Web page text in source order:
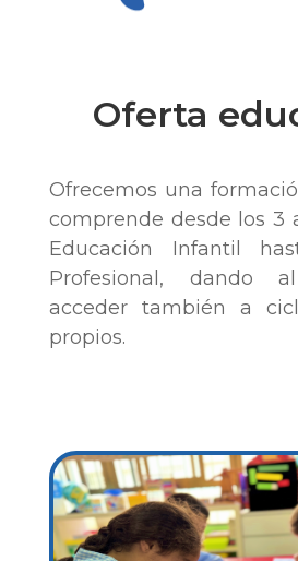
Oferta
Ofrecemos una
comprende desde los 3
Educación Infantil
Profesional, dando
acceder también a
propios.